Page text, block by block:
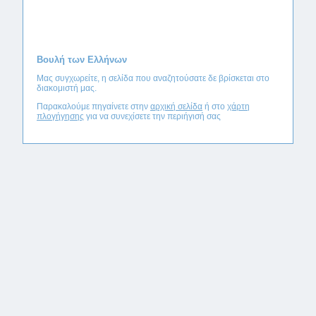
Βουλή των Ελλήνων
Μας συγχωρείτε, η σελίδα που αναζητούσατε δε βρίσκεται στο
διακομιστή μας.
Παρακαλούμε πηγαίνετε στην αρχική σελίδα ή στο χάρτη
πλογήγησης για να συνεχίσετε την περιήγισή σας